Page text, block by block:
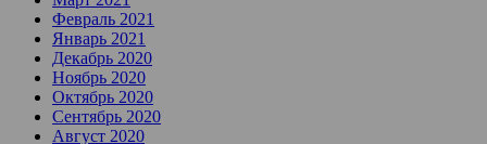
Февраль 2021
Январь 2021
Декабрь 2020
Ноябрь 2020
Октябрь 2020
Сентябрь 2020
Август 2020